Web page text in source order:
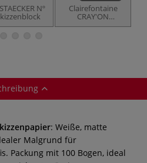
Nº Clairefontaine
CRAY'ON
Zeichenpapier
: Weiße, matte
Malgrund für
Packung mit 100 Bogen, ideal